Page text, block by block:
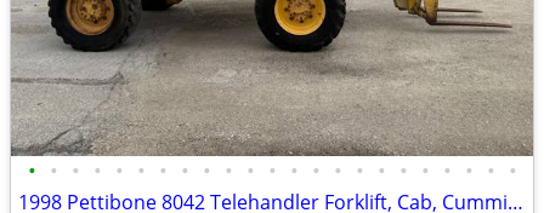
• • • • • • • • • • • • • • • • • • • • • • •
1998 Pettibone 8042 Telehandler Forklift, Cab, Cummins, 8000lbs Lift!!